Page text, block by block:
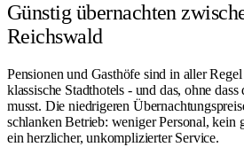
Günstig übernachten
Reichswald
Pensionen und Gasthöfe sind in aller
klassische Stadthotels - und das, ohne
musst. Die niedrigeren
schlanken Betrieb: weniger Personal, kein
ein herzlicher, unkomplizierter Service.